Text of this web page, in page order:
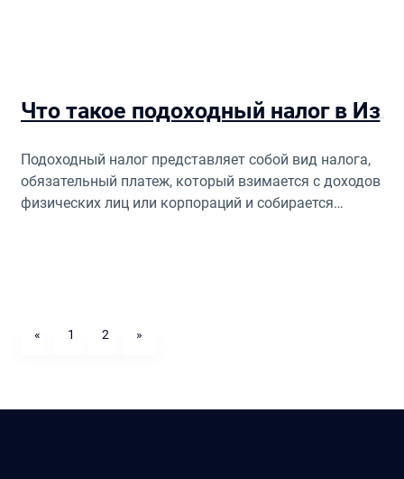
Что такое подоходный налог в Израиле
Подоходный налог представляет собой вид налога,
обязательный платеж, который взимается с доходов
физических лиц или корпораций и собирается
« 1 2 »